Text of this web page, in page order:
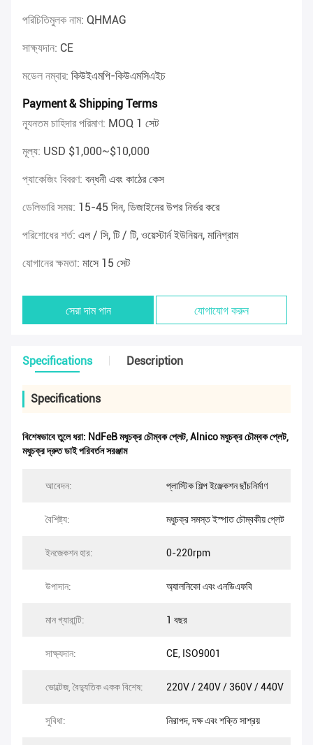
পরিচিতিমুলক নাম: QHMAG
সাক্ষ্যদান: CE
মডেল নম্বার: কিউইএমপি-কিউএমসিএইচ
Payment & Shipping Terms
ন্যূনতম চাহিদার পরিমাণ: MOQ 1 সেট
মূল্য: USD $1,000~$10,000
প্যাকেজিং বিবরণ: বন্ধনী এবং কাঠের কেস
ডেলিভারি সময়: 15-45 দিন, ডিজাইনের উপর নির্ভর করে
পরিশোধের শর্ত: এল / সি, টি / টি, ওয়েস্টার্ন ইউনিয়ন, মানিগ্রাম
যোগানের ক্ষমতা: মাসে 15 সেট
সেরা দাম পান যোগাযোগ করুন
Specifications Description
Specifications
বিশেষভাবে তুলে ধরা: NdFeB মধুচক্র চৌম্বক প্লেট,Alnico মধুচক্র চৌম্বক প্লেট,
মধুচক্র দ্রুত ডাই পরিবর্তন সরঞ্জাম
আবেদন: প্লাস্টিক শিল্প ইঞ্জেকশন ছাঁচনির্মাণ
বৈশিষ্ট্য: মধুচক্র সমস্ত ইস্পাত চৌম্বকীয় প্লেট
ইনজেকশন হার: 0-220rpm
উপাদান: অ্যালনিকো এবং এনডিএফবি
মান গ্যারান্টি: 1 বছর
সাক্ষ্যদান: CE, ISO9001
ভোল্টেজ, বৈদ্যুতিক একক বিশেষ: 220V / 240V / 360V / 440V
সুবিধা: নিরাপদ, দক্ষ এবং শক্তি সাশ্রয়